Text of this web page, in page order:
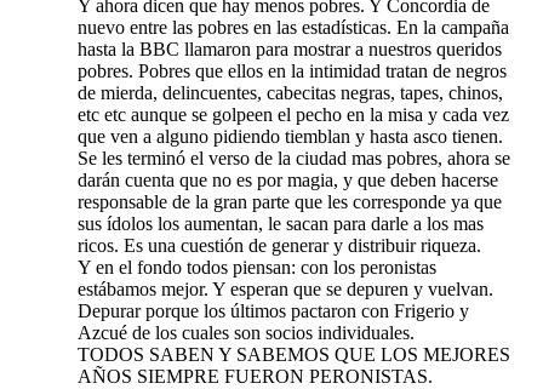
Y ahora dicen que hay menos pobres. Y Concordia de
nuevo entre las pobres en las estadísticas. En la campaña
hasta la BBC llamaron para mostrar a nuestros queridos
pobres. Pobres que ellos en la intimidad tratan de negros
de mierda, delincuentes, cabecitas negras, tapes, chinos,
etc etc aunque se golpeen el pecho en la misa y cada vez
que ven a alguno pidiendo tiemblan y hasta asco tienen.
Se les terminó el verso de la ciudad mas pobres, ahora se
darán cuenta que no es por magia, y que deben hacerse
responsable de la gran parte que les corresponde ya que
sus ídolos los aumentan, le sacan para darle a los mas
ricos. Es una cuestión de generar y distribuir riqueza.
Y en el fondo todos piensan: con los peronistas
estábamos mejor. Y esperan que se depuren y vuelvan.
Depurar porque los últimos pactaron con Frigerio y
Azcué de los cuales son socios individuales.
TODOS SABEN Y SABEMOS QUE LOS MEJORES
AÑOS SIEMPRE FUERON PERONISTAS.